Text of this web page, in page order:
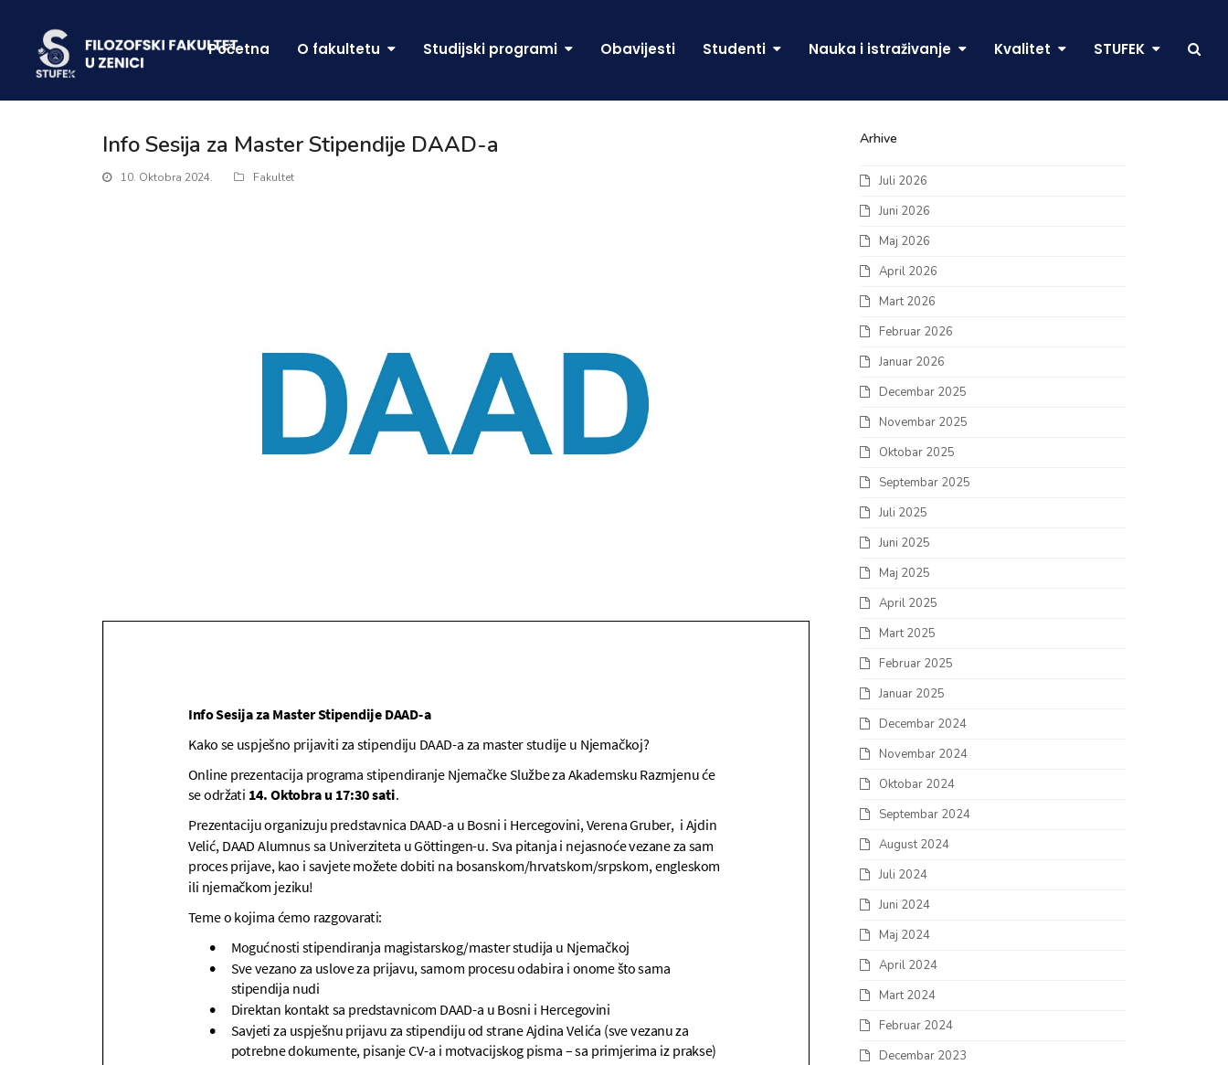
Početna O fakultetu Studijski programi Obavijesti Studenti Nauka i istraživanje Kvalitet STUFEK
Info Sesija za Master Stipendije DAAD-a
10. Oktobra 2024. Fakultet
Arhive
Juli 2026
Juni 2026
Maj 2026
April 2026
Mart 2026
Februar 2026
Januar 2026
Decembar 2025
Novembar 2025
Oktobar 2025
Septembar 2025
Juli 2025
Juni 2025
Maj 2025
April 2025
Mart 2025
Februar 2025
Januar 2025
Decembar 2024
Novembar 2024
Oktobar 2024
Septembar 2024
August 2024
Juli 2024
Juni 2024
Maj 2024
April 2024
Mart 2024
Februar 2024
Decembar 2023